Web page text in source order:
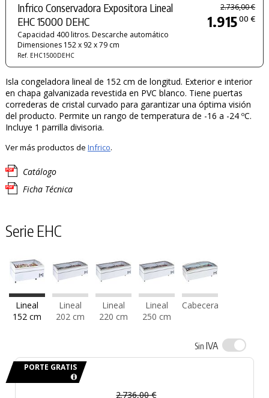
Infrico Conservadora Expositora Lineal
EHC 15000 DEHC
Capacidad 400 litros. Descarche automático
Dimensiones 152 x 92 x 79 cm
Ref. EHC1500DEHC
2.736,00 €
1.91500 €
Isla congeladora lineal de 152 cm de longitud. Exterior e interior
en chapa galvanizada revestida en PVC blanco. Tiene puertas
correderas de cristal curvado para garantizar una óptima visión
del producto. Permite un rango de temperatura de -16 a -24 ºC.
Incluye 1 parrilla divisoria.
Ver más productos de Infrico.
Catálogo
Ficha Técnica
Serie EHC
Lineal
152 cm
Lineal
202 cm
Lineal
220 cm
Lineal
250 cm
Cabecera
Sin IVA
PORTE GRATIS
2.736,00 €